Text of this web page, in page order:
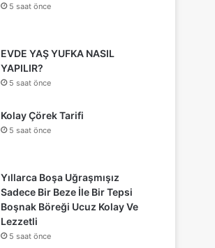
5 saat önce
EVDE YAŞ YUFKA NASIL
YAPILIR?
5 saat önce
Kolay Çörek Tarifi
5 saat önce
Yıllarca Boşa Uğraşmışız
Sadece Bir Beze İle Bir Tepsi
Boşnak Böreği Ucuz Kolay Ve
Lezzetli
5 saat önce